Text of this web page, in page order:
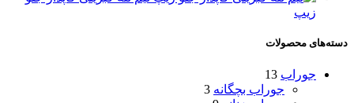
زیپ
دسته‌های محصولات
جوراب 13
جوراب بچگانه 3